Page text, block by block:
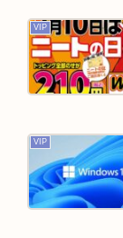
飯が手抜
KIINA.こ
コ欲全開
学的に詰
おぎやはぎ
ディーバッ
VIP
VIP